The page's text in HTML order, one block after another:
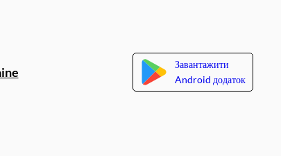
Завантажити
Android додаток